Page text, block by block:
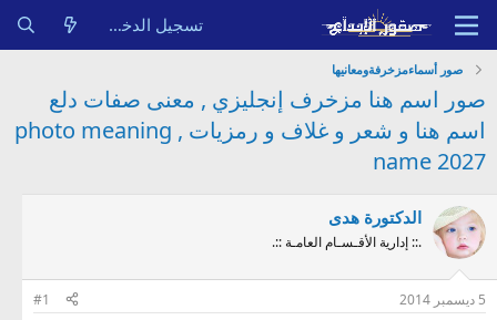
تسجيل الدخول
صور أسماءمزخرفةومعانيها
صور اسم هنا مزخرف إنجليزي , معنى صفات دلع
اسم هنا و شعر و غلاف و رمزيات , photo meaning
name 2027
الدكتورة هدى
.:: إدارية الأقـسـام العامـة ::.
5 ديسمبر 2014 #1